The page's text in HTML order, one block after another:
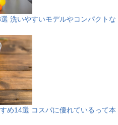
洗いやすいモデルやコンパクトな
め14選 コスパに優れているって本